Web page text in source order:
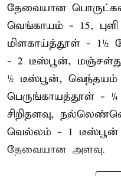
தேவையான
வெங்காயம் - 15, புளி
மிளகாய்த்தூள் - 1½
- 2 டீஸ்பூன்,
½ டீஸ்பூன்,
பெருங்காயத்தூள் -
சிறிதளவு,
வெல்லம் - 1 டீஸ்பூன்
தேவையான அளவு.